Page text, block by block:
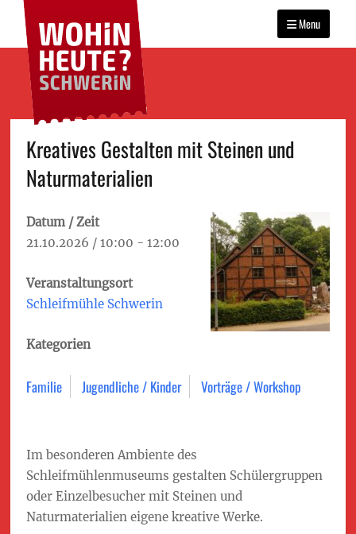
content
WOHIN HEUTE?
SCHWERIN
Das Veranstaltungsportal
für Schwerin
Primary
menu
Menu
Kreatives Gestalten mit Steinen und
Naturmaterialien
Datum / Zeit
21.10.2026 / 10:00 - 12:00
Veranstaltungsort
Schleifmühle Schwerin
Kategorien
Familie Jugendliche / Kinder Vorträge / Workshop
Im besonderen Ambiente des
Schleifmühlenmuseums gestalten Schülergruppen
oder Einzelbesucher mit Steinen und
Naturmaterialien eigene kreative Werke.